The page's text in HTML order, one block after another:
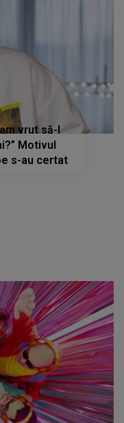
vrut să-l
Motivul
s-au certat